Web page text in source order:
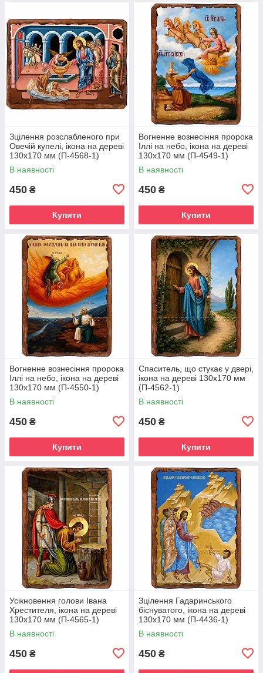
Зцілення розслабленого при
Овечій купелі, ікона на дереві
130х170 мм (П-4568-1)
В наявності
450 ₴
Купити
Вогненне вознесіння пророка
Іллі на небо, ікона на дереві
130х170 мм (П-4549-1)
В наявності
450 ₴
Купити
Вогненне вознесіння пророка
Іллі на небо, ікона на дереві
130х170 мм (П-4550-1)
В наявності
450 ₴
Купити
Спаситель, що стукає у двері,
ікона на дереві 130х170 мм
(П-4562-1)
В наявності
450 ₴
Купити
Усікновення голови Івана
Хрестителя, ікона на дереві
130х170 мм (П-4565-1)
В наявності
450 ₴
Зцілення Гадаринського
біснуватого, ікона на дереві
130х170 мм (П-4436-1)
В наявності
450 ₴